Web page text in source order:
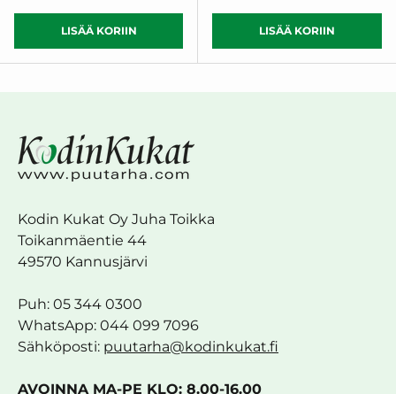
LISÄÄ KORIIN LISÄÄ KORIIN
Kodin Kukat Oy Juha Toikka
Toikanmäentie 44
49570 Kannusjärvi
Puh: 05 344 0300
WhatsApp: 044 099 7096
Sähköposti: puutarha@kodinkukat.fi
AVOINNA MA-PE KLO: 8.00-16.00